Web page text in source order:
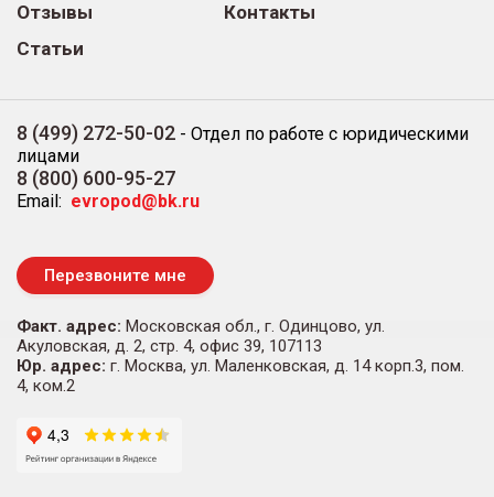
Отзывы
Статьи
Контакты
8 (499) 272-50-02 - Отдел по работе с юридическими
лицами
8 (800) 600-95-27
Email: evropod@bk.ru
Перезвоните мне
Факт. адрес: Московская обл., г. Одинцово, ул.
Акуловская, д. 2, стр. 4, офис 39, 107113
Юр. адрес: г. Москва, ул. Маленковская, д. 14 корп.3, пом.
4, ком.2